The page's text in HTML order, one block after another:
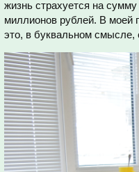
жизнь страхуется на
миллионов рублей. В моей
это, в буквальном смысле,